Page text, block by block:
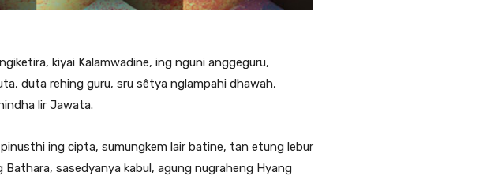
kiyai Kalamwadine, ing nguni anggeguru,
duta rehing guru, sru sêtya nglampahi dhawah,
lir Jawata.
ing cipta, sumungkem lair batine, tan etung lebur
sasedyanya kabul, agung nugraheng Hyang